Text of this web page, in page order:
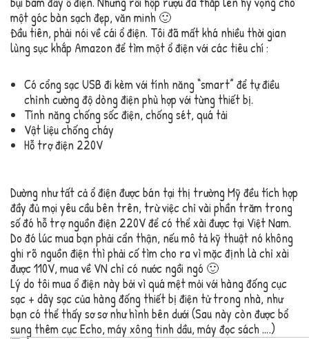
một góc bàn sạch đẹp, văn minh 🙂
Đầu tiên, phải nói về cái ổ điện. Tôi đã mất khá nhiều thời gian
lùng sục khắp Amazon để tìm một ổ điện với các tiêu chí :
Có cổng sạc USB đi kèm với tính năng “smart” để tự điều
chỉnh cường độ dòng điện phù hợp với từng thiết bị.
Tính năng chống sốc điện, chống sét, quá tải
Vật liệu chống cháy
Hỗ trợ điện 220V
Dường như tất cả ổ điện được bán tại thị trường Mỹ đều tích hợp
đầy đủ mọi yêu cầu bên trên, trừ việc chỉ vài phần trăm trong
số đó hỗ trợ nguồn điện 220V để có thể xài được tại Việt Nam.
Do đó lúc mua bạn phải cẩn thận, nếu mô tả kỹ thuật nó không
ghi rõ nguồn điện thì phải cố tìm cho ra vì mặc định là chỉ xài
được 110V, mua về VN chỉ có nước ngồi ngó 🙂
Lý do tôi mua ổ điện này bởi vì quá mệt mỏi với hàng đống cục
sạc + dây sạc của hàng đống thiết bị điện tử trong nhà, như
bạn có thể thấy sơ sơ như hình bên dưới (Sau này còn được bổ
sung thêm cục Echo, máy xông tinh dầu, máy đọc sách ….)